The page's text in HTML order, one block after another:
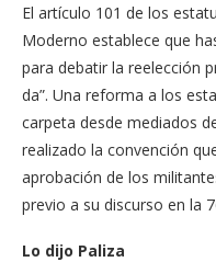
El artículo 101 de los
Moderno establece que
para debatir la re­elección
da”. Una reforma a los
carpeta desde mediados
realizado la convención
aprobación de los
previo a su discurso en la
Lo dijo Paliza